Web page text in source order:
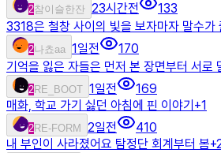
2참이슬한잔 23시간전
133
3318은 철창 사이의 빛을 보자마자 말수가
2나쵸aa 1일전
170
기억을 잃은 자들은 먼저 본 장면부터 서로
2RE_BOOT 1일전
169
매화, 학교 가기 싫던 아침에 핀 이야기 +1
2RE-FORM 2일전
410
내 부인이 사라졌어요 탐정단 회계부터 봄+